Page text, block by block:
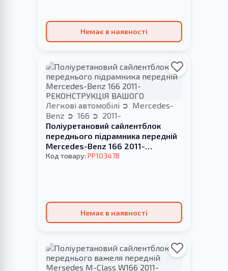
Немає в наявності
Легкові автомобілі
Mercedes-
Benz
166
2011-
Поліуретановий сайлентблок
переднього підрамника передній
Mercedes-Benz 166 2011-
РЕКОНСТРУКЦІЯ ВАШОГО
Код товару: PP103478
Немає в наявності